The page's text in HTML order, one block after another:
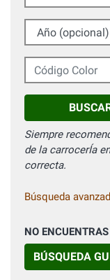
Año (opcional)
Código Color
Siempre
de la carrocerÍa
correcta.
Búsqueda
NO
BÚSQUEDA